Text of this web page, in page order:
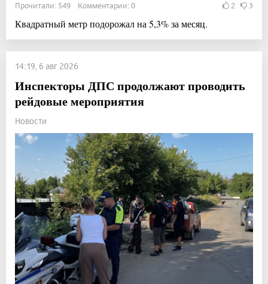
Прочитали: 549 Комментарии: 0 2 3
Квадратный метр подорожал на 5,3% за месяц.
14:19, 6 авг 2026
Инспекторы ДПС продолжают проводить
рейдовые мероприятия
Новости